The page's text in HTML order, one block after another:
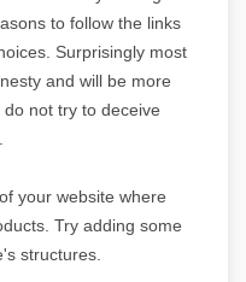
to follow the links
Surprisingly most
and will be more
not try to deceive
your website where
Try adding some
structures.